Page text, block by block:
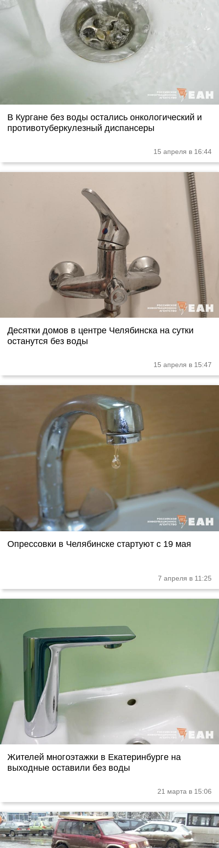
В Кургане без воды остались онкологический и
противотуберкулезный диспансеры
15 апреля в 16:44
Десятки домов в центре Челябинска на сутки
останутся без воды
15 апреля в 15:47
Опрессовки в Челябинске стартуют с 19 мая
7 апреля в 11:25
Жителей многоэтажки в Екатеринбурге на
выходные оставили без воды
21 марта в 15:06